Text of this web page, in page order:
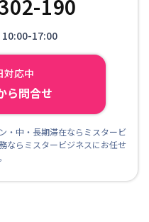
190
17:00
対応中
ら問合せ
・中・長期滞在ならミスタービ
らミスタービジネスにお任せ